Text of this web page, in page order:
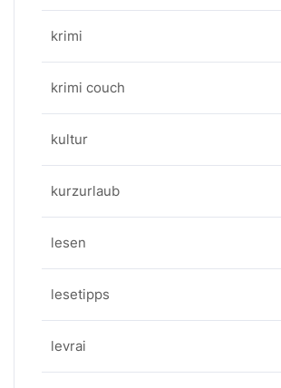
krimi
krimi couch
kultur
kurzurlaub
lesen
lesetipps
levrai